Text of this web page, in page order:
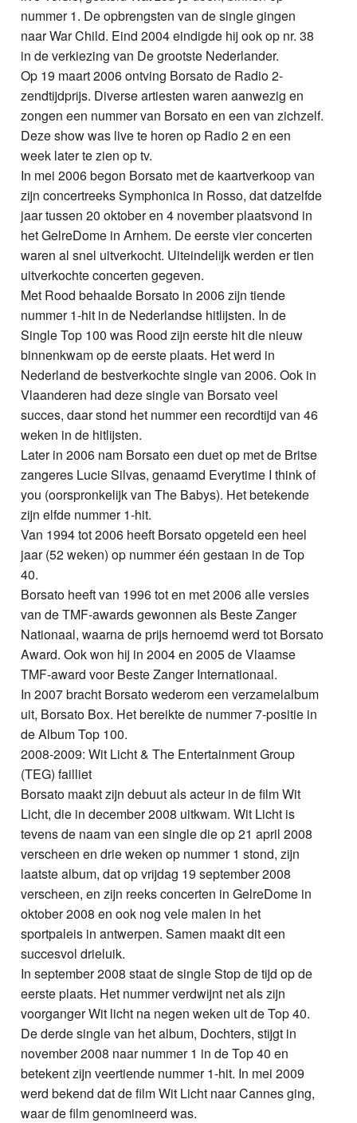
nummer 1. De opbrengsten van de single gingen
naar War Child. Eind 2004 eindigde hij ook op nr. 38
in de verkiezing van De grootste Nederlander.
Op 19 maart 2006 ontving Borsato de Radio 2-
zendtijdprijs. Diverse artiesten waren aanwezig en
zongen een nummer van Borsato en een van zichzelf.
Deze show was live te horen op Radio 2 en een
week later te zien op tv.
In mei 2006 begon Borsato met de kaartverkoop van
zijn concertreeks Symphonica in Rosso, dat datzelfde
jaar tussen 20 oktober en 4 november plaatsvond in
het GelreDome in Arnhem. De eerste vier concerten
waren al snel uitverkocht. Uiteindelijk werden er tien
uitverkochte concerten gegeven.
Met Rood behaalde Borsato in 2006 zijn tiende
nummer 1-hit in de Nederlandse hitlijsten. In de
Single Top 100 was Rood zijn eerste hit die nieuw
binnenkwam op de eerste plaats. Het werd in
Nederland de bestverkochte single van 2006. Ook in
Vlaanderen had deze single van Borsato veel
succes, daar stond het nummer een recordtijd van 46
weken in de hitlijsten.
Later in 2006 nam Borsato een duet op met de Britse
zangeres Lucie Silvas, genaamd Everytime I think of
you (oorspronkelijk van The Babys). Het betekende
zijn elfde nummer 1-hit.
Van 1994 tot 2006 heeft Borsato opgeteld een heel
jaar (52 weken) op nummer één gestaan in de Top
40.
Borsato heeft van 1996 tot en met 2006 alle versies
van de TMF-awards gewonnen als Beste Zanger
Nationaal, waarna de prijs hernoemd werd tot Borsato
Award. Ook won hij in 2004 en 2005 de Vlaamse
TMF-award voor Beste Zanger Internationaal.
In 2007 bracht Borsato wederom een verzamelalbum
uit, Borsato Box. Het bereikte de nummer 7-positie in
de Album Top 100.
2008-2009: Wit Licht & The Entertainment Group
(TEG) failliet
Borsato maakt zijn debuut als acteur in de film Wit
Licht, die in december 2008 uitkwam. Wit Licht is
tevens de naam van een single die op 21 april 2008
verscheen en drie weken op nummer 1 stond, zijn
laatste album, dat op vrijdag 19 september 2008
verscheen, en zijn reeks concerten in GelreDome in
oktober 2008 en ook nog vele malen in het
sportpaleis in antwerpen. Samen maakt dit een
succesvol drieluik.
In september 2008 staat de single Stop de tijd op de
eerste plaats. Het nummer verdwijnt net als zijn
voorganger Wit licht na negen weken uit de Top 40.
De derde single van het album, Dochters, stijgt in
november 2008 naar nummer 1 in de Top 40 en
betekent zijn veertiende nummer 1-hit. In mei 2009
werd bekend dat de film Wit Licht naar Cannes ging,
waar de film genomineerd was.